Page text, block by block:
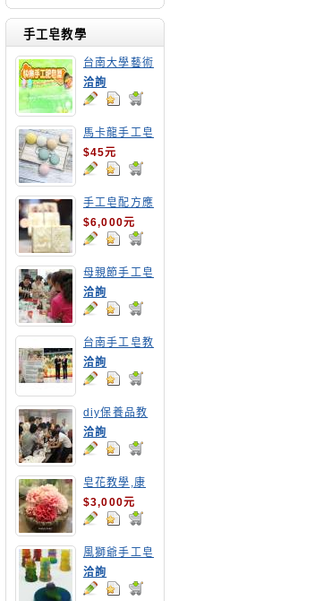
手工皂教學
台南大學藝術
手工皂師資培
訓班
洽詢
馬卡龍手工皂
$45元
手工皂配方應
用班
$6,000元
母親節手工皂
教學
洽詢
台南手工皂教
學,高雄手工
皂教學
洽詢
diy保養品教
學-台南高工
教職員DIY乳
液教學
洽詢
皂花教學,康
乃馨
$3,000元
風獅爺手工皂
洽詢